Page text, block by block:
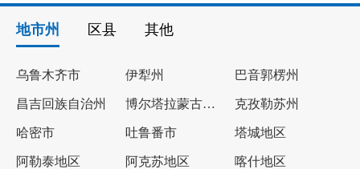
地市州 区县 其他
乌鲁木齐市 伊犁州 巴音郭楞州
昌吉回族自治州 博尔塔拉蒙古自治州 克孜勒苏州
哈密市 吐鲁番市 塔城地区
阿勒泰地区 阿克苏地区 喀什地区